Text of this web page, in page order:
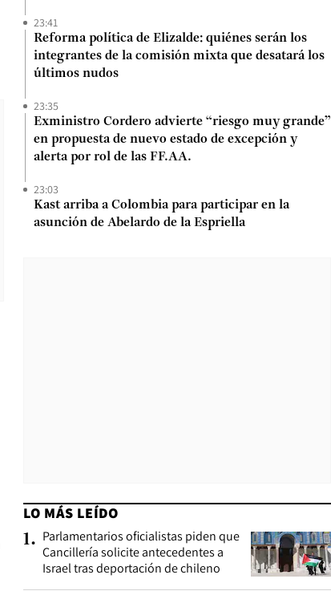
23:41
Reforma política de Elizalde: quiénes serán los
integrantes de la comisión mixta que desatará los
últimos nudos
23:35
Exministro Cordero advierte “riesgo muy grande”
en propuesta de nuevo estado de excepción y
alerta por rol de las FF.AA.
23:03
Kast arriba a Colombia para participar en la
asunción de Abelardo de la Espriella
LO MÁS LEÍDO
1. Parlamentarios oficialistas piden que
Cancillería solicite antecedentes a
Israel tras deportación de chileno